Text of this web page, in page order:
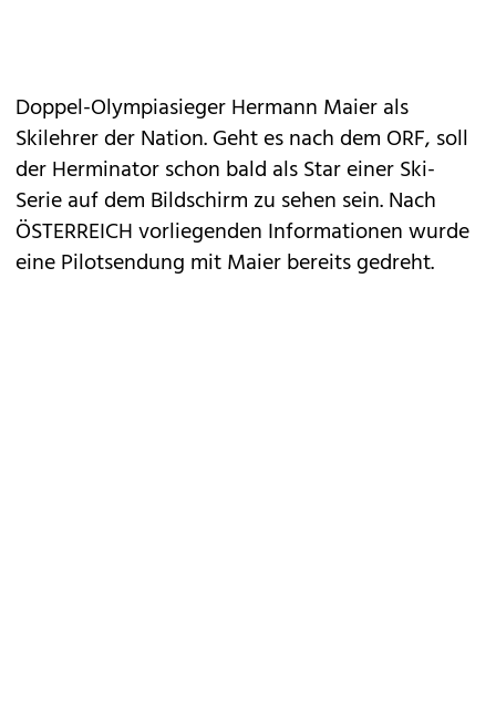
Doppel-Olympiasieger Hermann Maier als
Skilehrer der Nation. Geht es nach dem ORF, soll
der Herminator schon bald als Star einer Ski-
Serie auf dem Bildschirm zu sehen sein. Nach
ÖSTERREICH vorliegenden Informationen wurde
eine Pilotsendung mit Maier bereits gedreht.